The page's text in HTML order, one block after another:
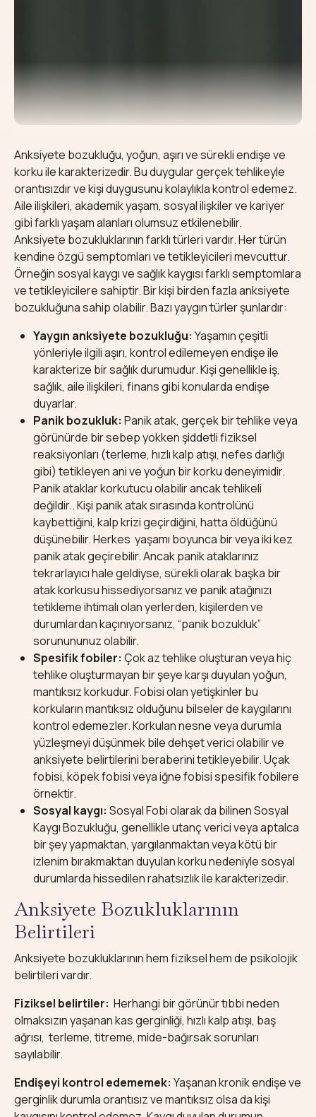
Anksiyete bozukluğu, yoğun, aşırı ve sürekli endişe ve
korku ile karakterizedir. Bu duygular gerçek tehlikeyle
orantısızdır ve kişi duygusunu kolaylıkla kontrol edemez.
Aile ilişkileri, akademik yaşam, sosyal ilişkiler ve kariyer
gibi farklı yaşam alanları olumsuz etkilenebilir.
Anksiyete bozukluklarının farklı türleri vardır. Her türün
kendine özgü semptomları ve tetikleyicileri mevcuttur.
Örneğin sosyal kaygı ve sağlık kaygısı farklı semptomlara
ve tetikleyicilere sahiptir. Bir kişi birden fazla anksiyete
bozukluğuna sahip olabilir. Bazı yaygın türler şunlardır:
Yaygın anksiyete bozukluğu: Yaşamın çeşitli
yönleriyle ilgili aşırı, kontrol edilemeyen endişe ile
karakterize bir sağlık durumudur. Kişi genellikle iş,
sağlık, aile ilişkileri, finans gibi konularda endişe
duyarlar.
Panik bozukluk: Panik atak, gerçek bir tehlike veya
görünürde bir sebep yokken şiddetli fiziksel
reaksiyonları (terleme, hızlı kalp atışı, nefes darlığı
gibi) tetikleyen ani ve yoğun bir korku deneyimidir.
Panik ataklar korkutucu olabilir ancak tehlikeli
değildir.. Kişi panik atak sırasında kontrolünü
kaybettiğini, kalp krizi geçirdiğini, hatta öldüğünü
düşünebilir. Herkes yaşamı boyunca bir veya iki kez
panik atak geçirebilir. Ancak panik ataklarınız
tekrarlayıcı hale geldiyse, sürekli olarak başka bir
atak korkusu hissediyorsanız ve panik atağınızı
tetikleme ihtimalı olan yerlerden, kişilerden ve
durumlardan kaçınıyorsanız, “panik bozukluk”
sorunununuz olabilir.
Spesifik fobiler: Çok az tehlike oluşturan veya hiç
tehlike oluşturmayan bir şeye karşı duyulan yoğun,
mantıksız korkudur. Fobisi olan yetişkinler bu
korkuların mantıksız olduğunu bilseler de kaygılarını
kontrol edemezler. Korkulan nesne veya durumla
yüzleşmeyi düşünmek bile dehşet verici olabilir ve
anksiyete belirtilerini beraberini tetikleyebilir. Uçak
fobisi, köpek fobisi veya iğne fobisi spesifik fobilere
örnektir.
Sosyal kaygı: Sosyal Fobi olarak da bilinen Sosyal
Kaygı Bozukluğu, genellikle utanç verici veya aptalca
bir şey yapmaktan, yargılanmaktan veya kötü bir
izlenim bırakmaktan duyulan korku nedeniyle sosyal
durumlarda hissedilen rahatsızlık ile karakterizedir.
Anksiyete Bozukluklarının
Belirtileri
Anksiyete bozukluklarının hem fiziksel hem de psikolojik
belirtileri vardır.
Fiziksel belirtiler: Herhangi bir görünür tıbbi neden
olmaksızın yaşanan kas gerginliği, hızlı kalp atışı, baş
ağrısı, terleme, titreme, mide-bağırsak sorunları
sayılabilir.
Endişeyi kontrol edememek: Yaşanan kronik endişe ve
gerginlik durumla orantısız ve mantıksız olsa da kişi